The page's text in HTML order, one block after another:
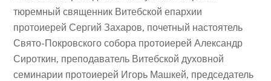
тюремный священник Витебской епархии
протоиерей Сергий Захаров, почетный настоятель
Свято-Покровского собора протоиерей Александр
Сироткин, преподаватель Витебской духовной
семинарии протоиерей Игорь Машкей, председатель